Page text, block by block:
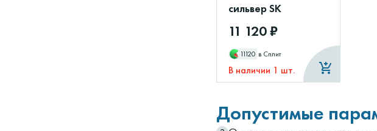
сильвер SK
11 120 ₽
11120 в Сплит
В наличии 1 шт.
Допустимые